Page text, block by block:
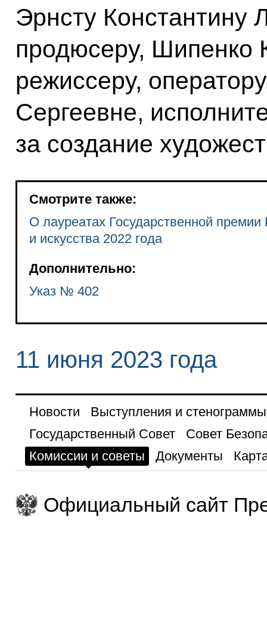
Эрнсту Константину
продюсеру, Шипенко
режиссеру,
Сергеевне,
за создание
Смотрите также:
О лауреатах Государственной
и искусства 2022 года
Дополнительно:
Указ № 402
11 июня 2023 года
Новости
Выступления и стенограммы
Государственный Совет
Совет
Комиссии и советы
Документы
Официальный сайт